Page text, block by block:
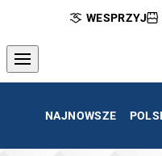
WESPRZYJ
NAJNOWSZE